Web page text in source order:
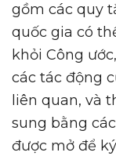
gồm các quy
quốc gia có
khỏi Công
các tác động
liên quan, và
sung bằng
được mở để